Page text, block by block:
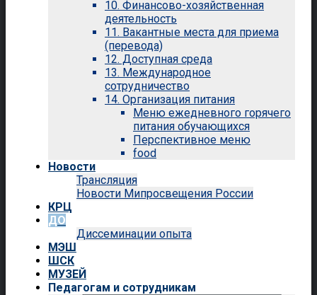
10. Финансово-хозяйственная
деятельность
11. Вакантные места для приема
(перевода)
12. Доступная среда
13. Международное
сотрудничество
14. Организация питания
Меню ежедневного горячего
питания обучающихся
Перспективное меню
food
Новости
Трансляция
Новости Мипросвещения России
КРЦ
ДО
Диссеминации опыта
МЭШ
ШСК
МУЗЕЙ
Педагогам и сотрудникам